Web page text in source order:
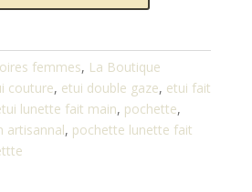
femmes, La Boutique
couture, etui double gaze, etui fait
lunette fait main, pochette,
artisannal, pochette lunette fait